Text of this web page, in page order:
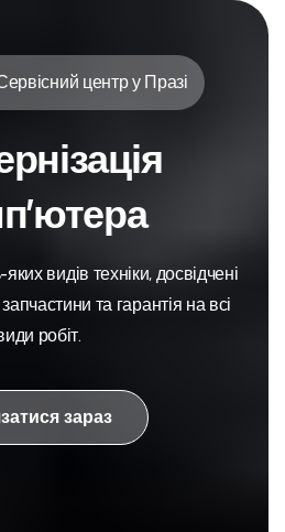
центр у Празі
видів техніки, досвідчені
та гарантія на всі
робіт.
зараз